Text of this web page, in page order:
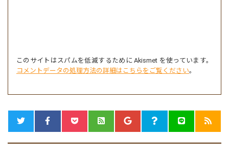
このサイトはスパムを低減するために Akismet を使っています。
コメントデータの処理方法の詳細はこちらをご覧ください。